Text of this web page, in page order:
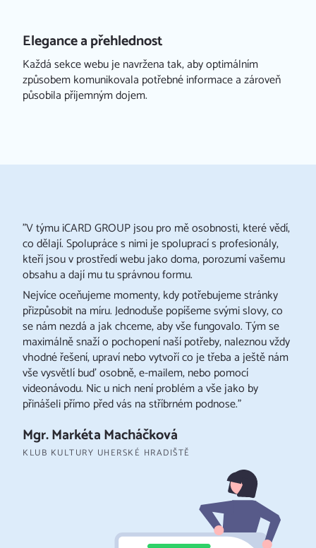
Elegance a přehlednost
Každá sekce webu je navržena tak, aby optimálním
způsobem komunikovala potřebné informace a zároveň
působila příjemným dojem.
"V týmu iCARD GROUP jsou pro mě osobnosti, které vědí,
co dělají. Spolupráce s nimi je spoluprací s profesionály,
kteří jsou v prostředí webu jako doma, porozumí vašemu
obsahu a dají mu tu správnou formu.
Nejvíce oceňujeme momenty, kdy potřebujeme stránky
přizpůsobit na míru. Jednoduše popíšeme svými slovy, co
se nám nezdá a jak chceme, aby vše fungovalo. Tým se
maximálně snaží o pochopení naší potřeby, naleznou vždy
vhodné řešení, upraví nebo vytvoří co je třeba a ještě nám
vše vysvětlí buď osobně, e-mailem, nebo pomocí
videonávodu. Nic u nich není problém a vše jako by
přinášeli přímo před vás na stříbrném podnose."
Mgr. Markéta Macháčková
KLUB KULTURY UHERSKÉ HRADIŠTĚ